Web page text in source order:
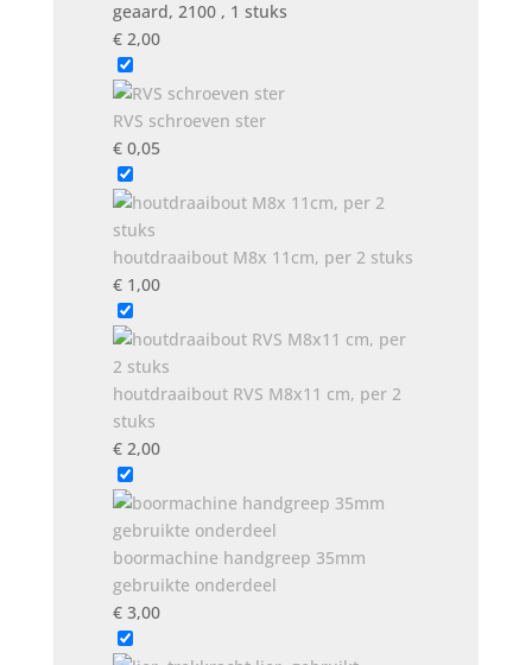
geaard, 2100 , 1 stuks
€2,00
RVS schroeven ster
€0,05
houtdraaibout M8x 11cm, per 2 stuks
€1,00
houtdraaibout RVS M8x11 cm, per 2
stuks
€2,00
boormachine handgreep 35mm
gebruikte onderdeel
€3,00